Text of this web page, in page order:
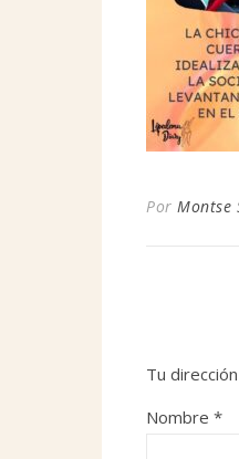
Por Montse
Tu
Nombre *